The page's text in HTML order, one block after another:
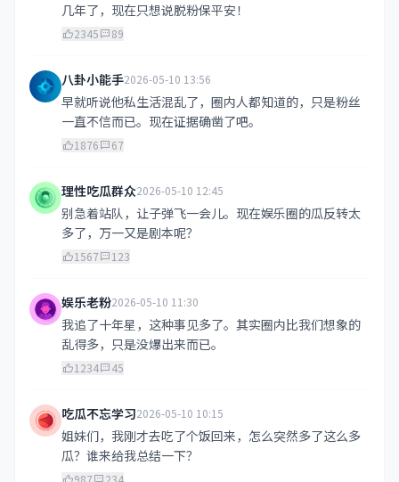
几年了，现在只想说脱粉保平安！
2345 89
八卦小能手2026-05-10 13:56
早就听说他私生活混乱了，圈内人都知道的，只是粉丝
一直不信而已。现在证据确凿了吧。
1876 67
理性吃瓜群众2026-05-10 12:45
别急着站队，让子弹飞一会儿。现在娱乐圈的瓜反转太
多了，万一又是剧本呢？
1567 123
娱乐老粉2026-05-10 11:30
我追了十年星，这种事见多了。其实圈内比我们想象的
乱得多，只是没爆出来而已。
1234 45
吃瓜不忘学习2026-05-10 10:15
姐妹们，我刚才去吃了个饭回来，怎么突然多了这么多
瓜？谁来给我总结一下？
987 234